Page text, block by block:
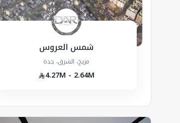
شمس العروس
مريخ، الشرق، جدة
4.27M - 2.64M